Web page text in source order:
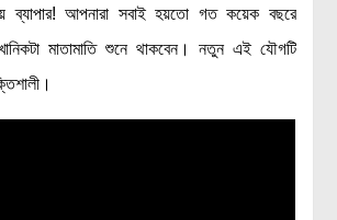
ব্যাপার! আপনারা সবাই হয়তো গত কয়েক বছরে
মাতামাতি শুনে থাকবেন। নতুন এই যৌগটি